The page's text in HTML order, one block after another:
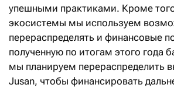
упешными практиками. Кроме
экосистемы мы используем
перераспределять и финансовые
полученную по итогам этого года
мы планируем перераспределить
Jusan, чтобы финансировать